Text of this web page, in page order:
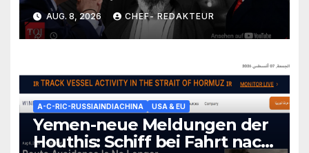
Lage irgendwie einfrieren
(wüssten aber nicht wie)/
+mehr
AUG. 8, 2026 CHEF- REDAKTEUR
A-C-RIC-RUSSIAINDIACHINA USA & EU
Yemen-neue Meldungen der
Houthis: Schiff bei Fahrt nach